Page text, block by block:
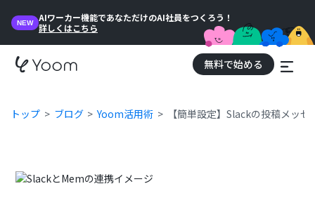
NEW
AIワーカー機能であなただけのAI社員をつくろう！
詳しくはこちら
無料で始める
トップ ブログ Yoom活用術 【簡単設定】Slackの投稿メッ